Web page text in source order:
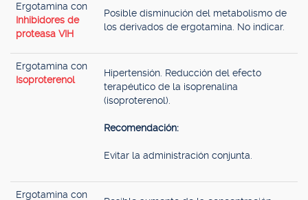
Ergotamina con
Inhibidores de
proteasa VIH
Posible disminución del metabolismo de
los derivados de ergotamina. No indicar.
Ergotamina con
Isoproterenol
Hipertensión. Reducción del efecto
terapéutico de la isoprenalina
(isoproterenol).
Recomendación:
Evitar la administración conjunta.
Ergotamina con